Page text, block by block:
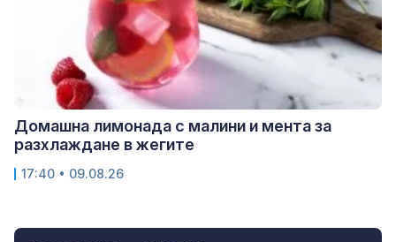
Домашна лимонада с малини и мента за
разхлаждане в жегите
17:40 • 09.08.26